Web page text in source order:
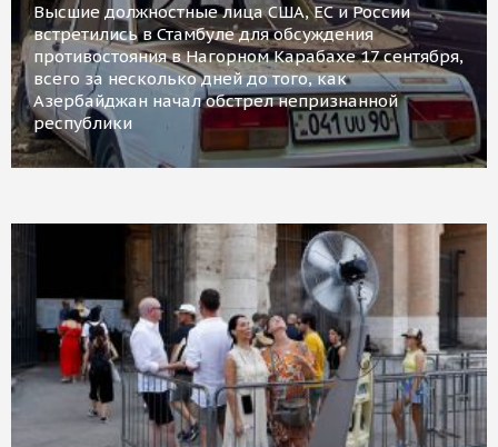
Высшие должностные лица США, ЕС и России
встретились в Стамбуле для обсуждения
противостояния в Нагорном Карабахе 17 сентября,
всего за несколько дней до того, как
Азербайджан начал обстрел непризнанной
республики